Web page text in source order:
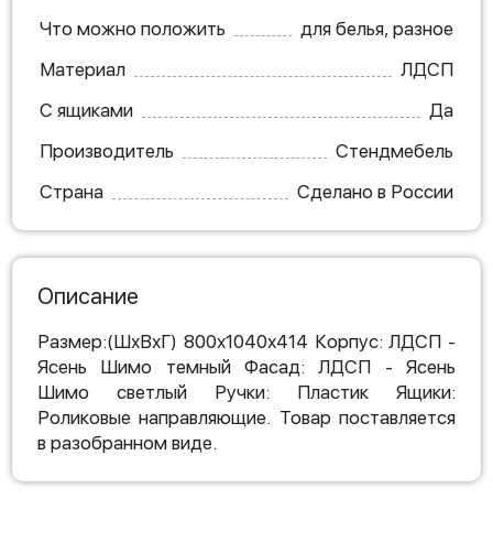
Что можно положить
для белья, разное
Материал
ЛДСП
С ящиками
Да
Производитель
Стендмебель
Страна
Сделано в России
Описание
Размер:(ШхВхГ) 800х1040х414 Корпус: ЛДСП -
Ясень Шимо темный Фасад: ЛДСП - Ясень
Шимо светлый Ручки: Пластик Ящики:
Роликовые направляющие. Товар поставляется
в разобранном виде.